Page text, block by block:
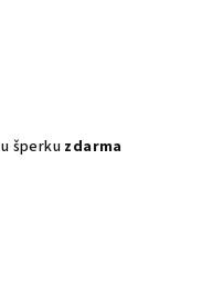
šperku zdarma